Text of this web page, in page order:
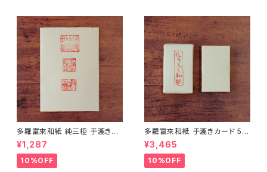
多羅富來和紙 純三椏 手漉き便
箋 10枚入り【伊予和紙】【愛媛県
四国中央市】【伝統工芸品】【民
藝品】【ギフト プレゼント】【父の
日 お誕生日】
¥1,287
10%OFF
多羅富來和紙 手漉きカード 50
枚入り【伊予和紙】【愛媛県四国
中央市】【伝統工芸品】【民藝品】
【ギフト プレゼント】【父の日 お
誕生日】
¥3,465
10%OFF